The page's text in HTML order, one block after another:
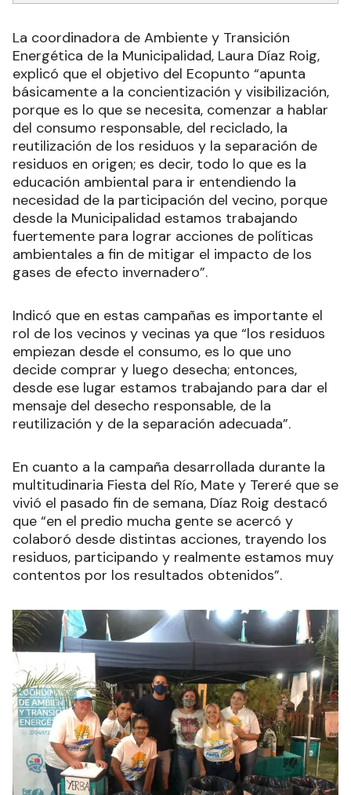
La coordinadora de Ambiente y Transición
Energética de la Municipalidad, Laura Díaz Roig,
explicó que el objetivo del Ecopunto “apunta
básicamente a la concientización y visibilización,
porque es lo que se necesita, comenzar a hablar
del consumo responsable, del reciclado, la
reutilización de los residuos y la separación de
residuos en origen; es decir, todo lo que es la
educación ambiental para ir entendiendo la
necesidad de la participación del vecino, porque
desde la Municipalidad estamos trabajando
fuertemente para lograr acciones de políticas
ambientales a fin de mitigar el impacto de los
gases de efecto invernadero”.
Indicó que en estas campañas es importante el
rol de los vecinos y vecinas ya que “los residuos
empiezan desde el consumo, es lo que uno
decide comprar y luego desecha; entonces,
desde ese lugar estamos trabajando para dar el
mensaje del desecho responsable, de la
reutilización y de la separación adecuada”.
En cuanto a la campaña desarrollada durante la
multitudinaria Fiesta del Río, Mate y Tereré que se
vivió el pasado fin de semana, Díaz Roig destacó
que “en el predio mucha gente se acercó y
colaboró desde distintas acciones, trayendo los
residuos, participando y realmente estamos muy
contentos por los resultados obtenidos”.